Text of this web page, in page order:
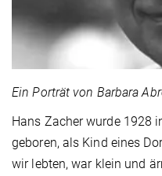
Ein Porträt von Barbara
Hans Zacher wurde 1928
geboren, als Kind eines
wir lebten, war klein und